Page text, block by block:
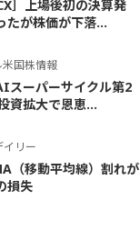
］上場後初の決算発
たが株価が下落...
国株情報
スーパーサイクル第2
資拡大で恩恵...
イリー
（移動平均線）割れが
損失